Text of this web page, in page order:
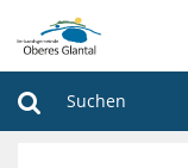
AKTUELLES